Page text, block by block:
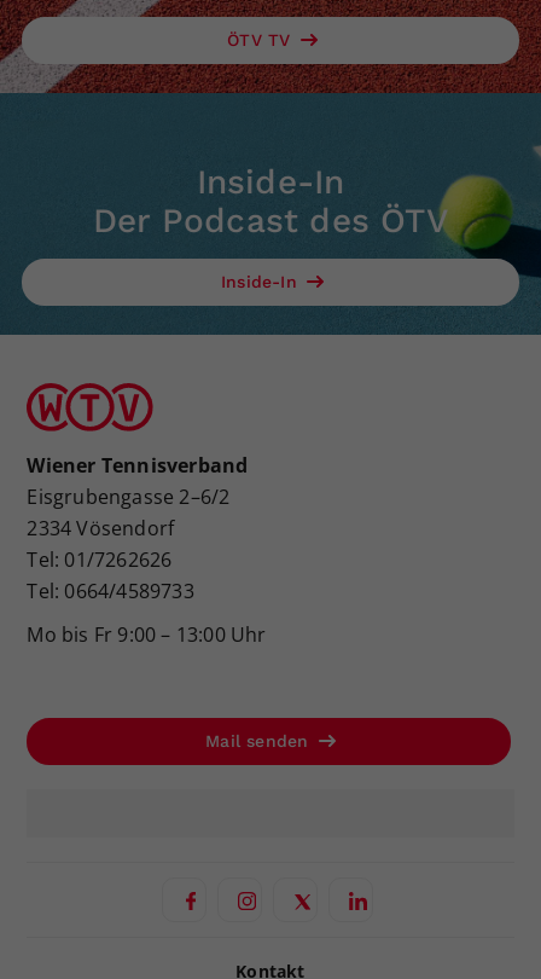
ÖTV TV
Inside-In
Der Podcast des ÖTV
Inside-In
Wiener Tennisverband
Eisgrubengasse 2–6/2
2334 Vösendorf
Tel: 01/7262626
Tel: 0664/4589733
Mo bis Fr 9:00 – 13:00 Uhr
Mail senden
Kontakt